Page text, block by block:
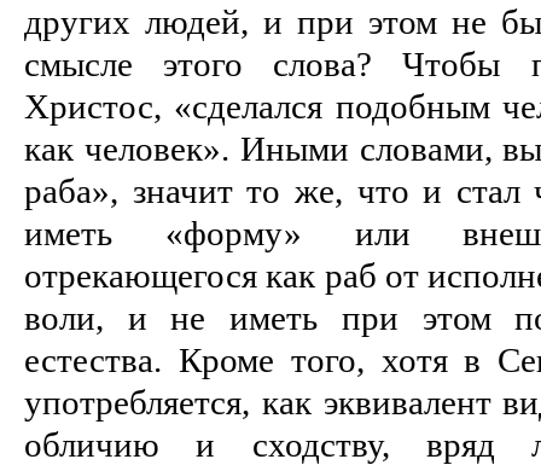
других людей, и при этом не
смысле этого слова? Чтобы
Христос, «сделался подобным
как человек». Иными словами,
раба», значит то же, что и стал
иметь «форму» или
отрекающегося как раб от
воли, и не иметь при этом
естества. Кроме того, хотя в
употребляется, как эквивалент
обличию и сходству,